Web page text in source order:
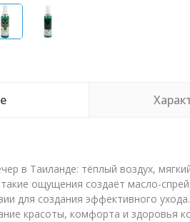
в Таиланде: тёплый воздух,
ощущения создаёт масло-
для создания эффективного
красоты, комфорта и здоровья